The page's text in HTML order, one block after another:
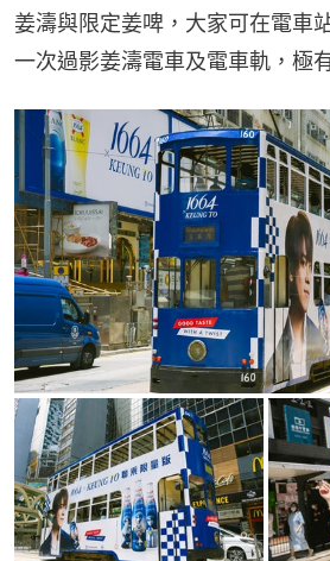
姜濤與限定姜啤，大家可在電車
一次過影姜濤電車及電車軌，極